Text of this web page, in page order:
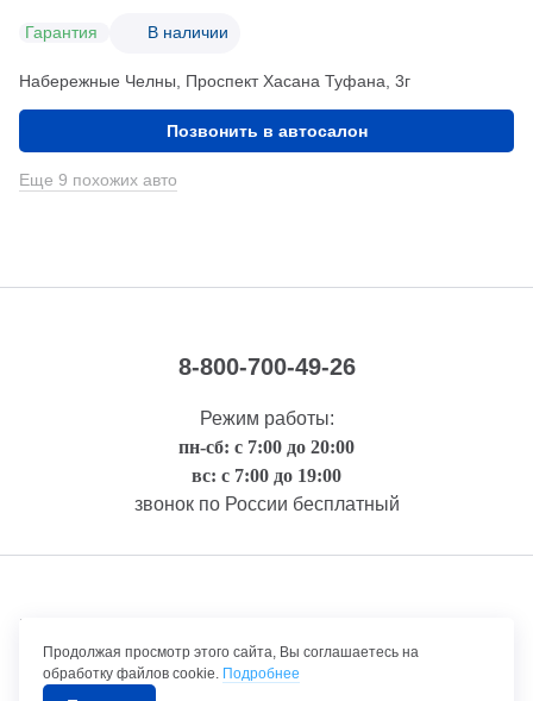
Гарантия В наличии
Набережные Челны, Проспект Хасана Туфана, 3г
Позвонить в автосалон
Еще 9 похожих авто
8-800-700-49-26
Режим работы:
пн-сб: с 7:00 до 20:00
вс: с 7:00 до 19:00
звонок по России бесплатный
Правовая информация
Продолжая просмотр этого сайта, Вы соглашаетесь на
обработку файлов cookie. Подробнее